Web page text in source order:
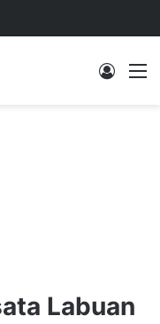
Log In
Labuan